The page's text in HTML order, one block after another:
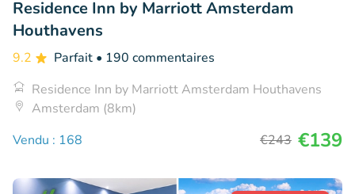
Residence Inn by Marriott Amsterdam
Houthavens
9.2 Parfait • 190 commentaires
Residence Inn by Marriott Amsterdam Houthavens
Amsterdam (8km)
Vendu : 168
€243 €139